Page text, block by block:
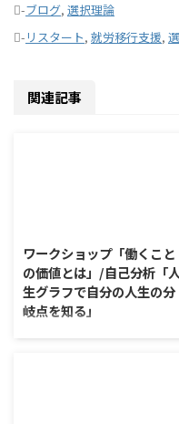
-ブログ, 選択理論
- リスタート, 就労移行支援,
関連記事
ワークショップ「働くこと
の価値とは」/自己分析「人
生グラフで自分の人生の分
岐点を知る」